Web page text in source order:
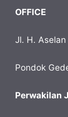
OFFICE
Jl. H.
Pondok
Perwakilan